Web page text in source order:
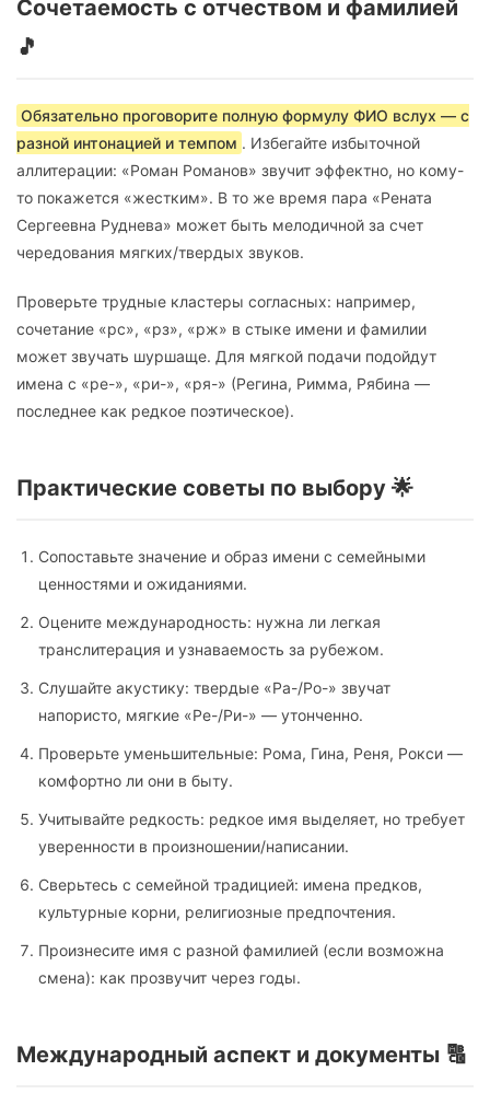
Сочетаемость с отчеством и фамилией
🎵
Обязательно проговорите полную формулу ФИО вслух — с
разной интонацией и темпом . Избегайте избыточной
аллитерации: «Роман Романов» звучит эффектно, но кому-
то покажется «жестким». В то же время пара «Рената
Сергеевна Руднева» может быть мелодичной за счет
чередования мягких/твердых звуков.
Проверьте трудные кластеры согласных: например,
сочетание «рс», «рз», «рж» в стыке имени и фамилии
может звучать шуршаще. Для мягкой подачи подойдут
имена с «ре-», «ри-», «ря-» (Регина, Римма, Рябина —
последнее как редкое поэтическое).
Практические советы по выбору 🌟
Сопоставьте значение и образ имени с семейными
ценностями и ожиданиями.
Оцените международность: нужна ли легкая
транслитерация и узнаваемость за рубежом.
Слушайте акустику: твердые «Ра-/Ро-» звучат
напористо, мягкие «Ре-/Ри-» — утонченно.
Проверьте уменьшительные: Рома, Гина, Реня, Рокси —
комфортно ли они в быту.
Учитывайте редкость: редкое имя выделяет, но требует
уверенности в произношении/написании.
Сверьтесь с семейной традицией: имена предков,
культурные корни, религиозные предпочтения.
Произнесите имя с разной фамилией (если возможна
смена): как прозвучит через годы.
Международный аспект и документы 🔠